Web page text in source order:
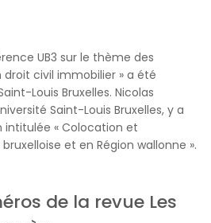
UB3 sur le thème des
civil immobilier » a été
Louis Bruxelles. Nicolas
Saint-Louis Bruxelles, y a
« Colocation et
et en Région wallonne ».
de la revue Les